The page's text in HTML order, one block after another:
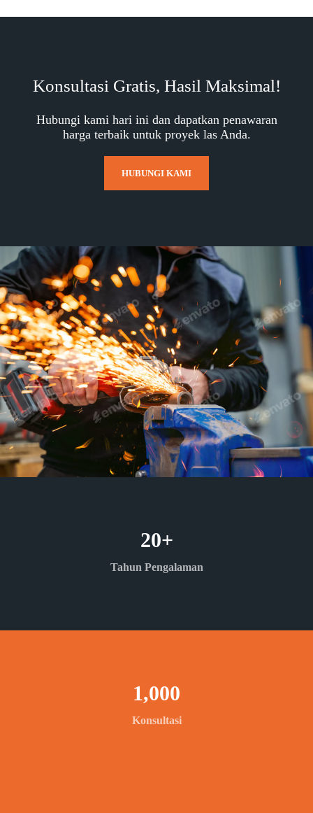
Konsultasi Gratis, Hasil Maksimal!
Hubungi kami hari ini dan dapatkan penawaran
harga terbaik untuk proyek las Anda.
HUBUNGI KAMI
Tahun Pengalaman
20+
Konsultasi
1,000